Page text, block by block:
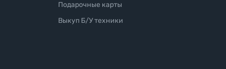
Подарочные карты
Выкуп Б/У техники